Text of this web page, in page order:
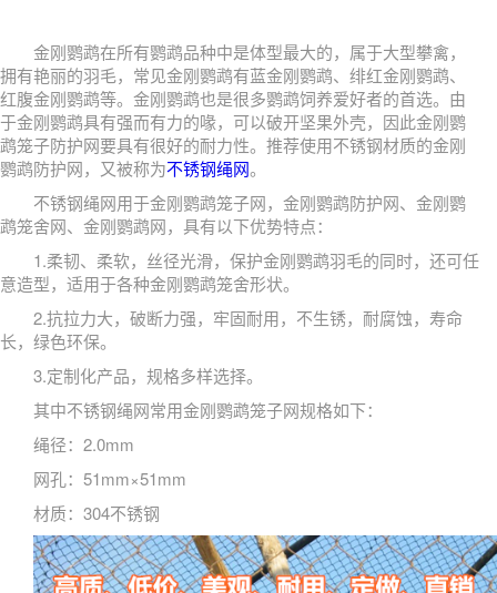
金刚鹦鹉在所有鹦鹉品种中是体型最大的，属于大型攀禽，
拥有艳丽的羽毛，常见金刚鹦鹉有蓝金刚鹦鹉、绯红金刚鹦鹉、
红腹金刚鹦鹉等。金刚鹦鹉也是很多鹦鹉饲养爱好者的首选。由
于金刚鹦鹉具有强而有力的喙，可以破开坚果外壳，因此金刚鹦
鹉笼子防护网要具有很好的耐力性。推荐使用不锈钢材质的金刚
鹦鹉防护网，又被称为不锈钢绳网。
不锈钢绳网用于金刚鹦鹉笼子网，金刚鹦鹉防护网、金刚鹦
鹉笼舍网、金刚鹦鹉网，具有以下优势特点：
1.柔韧、柔软，丝径光滑，保护金刚鹦鹉羽毛的同时，还可任
意造型，适用于各种金刚鹦鹉笼舍形状。
2.抗拉力大，破断力强，牢固耐用，不生锈，耐腐蚀，寿命
长，绿色环保。
3.定制化产品，规格多样选择。
其中不锈钢绳网常用金刚鹦鹉笼子网规格如下：
绳径：2.0mm
网孔：51mm×51mm
材质：304不锈钢